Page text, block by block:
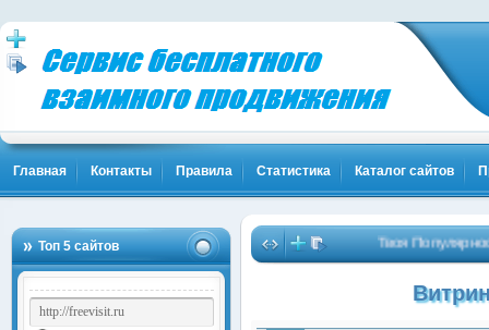
Главная Контакты Правила Статистика Каталог сайтов
Топ 5 сайтов Твоя